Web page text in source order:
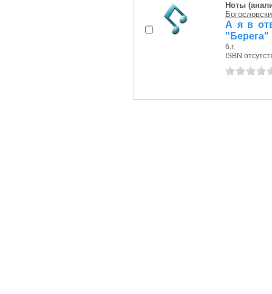
Ноты
А я в
"Берега"
б.г.
ISBN